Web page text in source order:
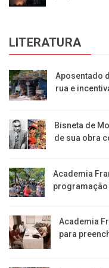
LITERATURA
Aposentado
rua e
Bisneta de
de sua obra
Academia
programação
Academia
para